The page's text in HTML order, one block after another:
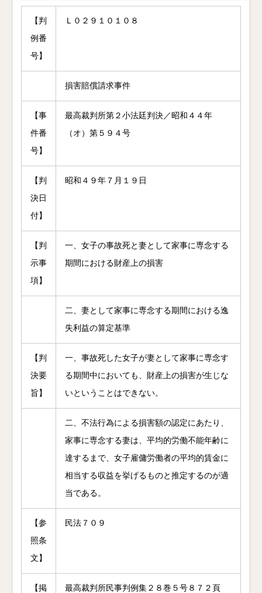
【判
例番
号】
Ｌ０２９１０１０８
損害賠償請求事件
【事
件番
号】
最高裁判所第２小法廷判決／昭和４４年
（オ）第５９４号
【判
決日
付】
昭和４９年７月１９日
【判
示事
項】
一、女子の事故死と妻として家事に専念する
期間における財産上の損害
二、妻として家事に専念する期間における逸
失利益の算定基準
【判
決要
旨】
一、事故死した女子が妻として家事に専念す
る期間中においても、財産上の損害が生じな
いということはできない。
二、不法行為による損害額の認定にあたり、
家事に専念する妻は、平均的労働不能年齢に
達するまで、女子雇傭労働者の平均的賃金に
相当する収益を挙げるものと推定するのが適
当である。
【参
照条
文】
民法７０９
【掲
最高裁判所民事判例集２８巻５号８７２頁